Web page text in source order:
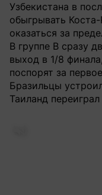
Узбекистана в
обыгрывать
оказаться за
В группе B сразу
выход в 1/8
поспорят за
Бразильцы
Таиланд